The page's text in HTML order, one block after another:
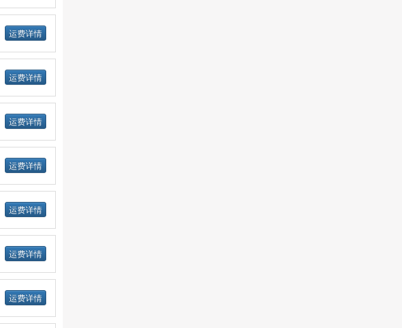
运费详情
运费详情
运费详情
运费详情
运费详情
运费详情
运费详情